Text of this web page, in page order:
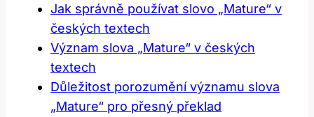
Jak správně používat slovo „Mature“ v
českých textech
Význam slova „Mature“ v českých
textech
Důležitost porozumění významu slova
„Mature“ pro přesný překlad